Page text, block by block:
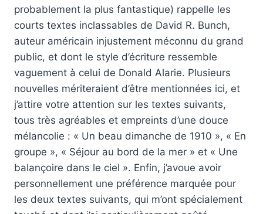
probablement la plus fantastique) rappelle les
courts textes inclassables de David R. Bunch,
auteur américain injustement méconnu du grand
public, et dont le style d’écriture ressemble
vaguement à celui de Donald Alarie. Plusieurs
nouvelles mériteraient d’être mentionnées ici, et
j’attire votre attention sur les textes suivants,
tous très agréables et empreints d’une douce
mélancolie : « Un beau dimanche de 1910 », « En
groupe », « Séjour au bord de la mer » et « Une
balançoire dans le ciel ». Enfin, j’avoue avoir
personnellement une préférence marquée pour
les deux textes suivants, qui m’ont spécialement